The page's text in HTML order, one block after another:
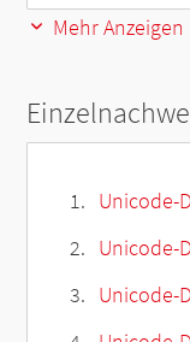
Mehr Anzeigen
Unicode-
Unicode-
Unicode-